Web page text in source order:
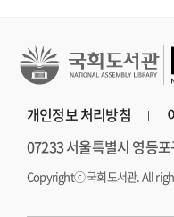
개인정보 처리방침
07233 서울특별시 영등
Copyrightⓒ 국회도서관. All